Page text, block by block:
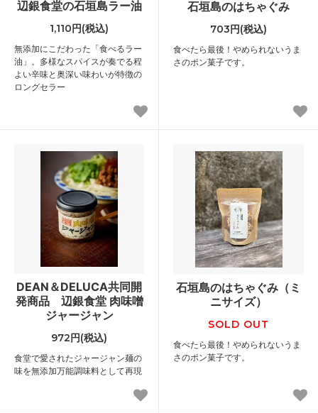
辺銀食堂の石垣島ラー油
1,110円(税込)
無添加にこだわった「食べるラー
油」。多様なスパイスが奏でる程
よい辛味と奥深い味わいが特徴の
ロングセラー
石垣島のはちゃぐみ
703円(税込)
食べたら最後！やめられないうま
さのポン菓子です。
DEAN＆DELUCA共同開
発商品 辺銀食堂 肉味噌
ジャージャン
972円(税込)
食堂で愛されたジャージャン麺の
味を無添加万能調味料として再現
石垣島のはちゃぐみ（ミ
ニサイズ）
SOLD OUT
食べたら最後！やめられないうま
さのポン菓子です。